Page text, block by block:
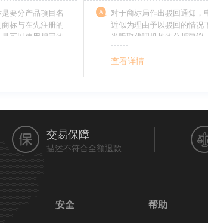
要分产品项目名
标与在先注册的
可以使用相同的
对于商标局作出驳回通知，
近似为理由予以驳回的情况
当听取代理机构的分析建议
最终决定是选择放弃还是进
利益（很多商标最后取得成
查看详情
交易保障
描述不符合全额退款
安全 帮助